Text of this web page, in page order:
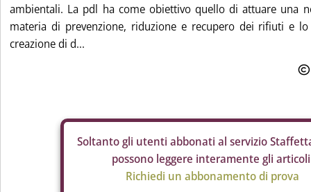
ambientali. La pdl ha come obiettivo quello di attuare una
materia di prevenzione, riduzione e recupero dei rifiuti e
creazione di d...
Soltanto gli utenti abbonati al servizio
possono leggere interamente gli
Richiedi un abbonamento di prova